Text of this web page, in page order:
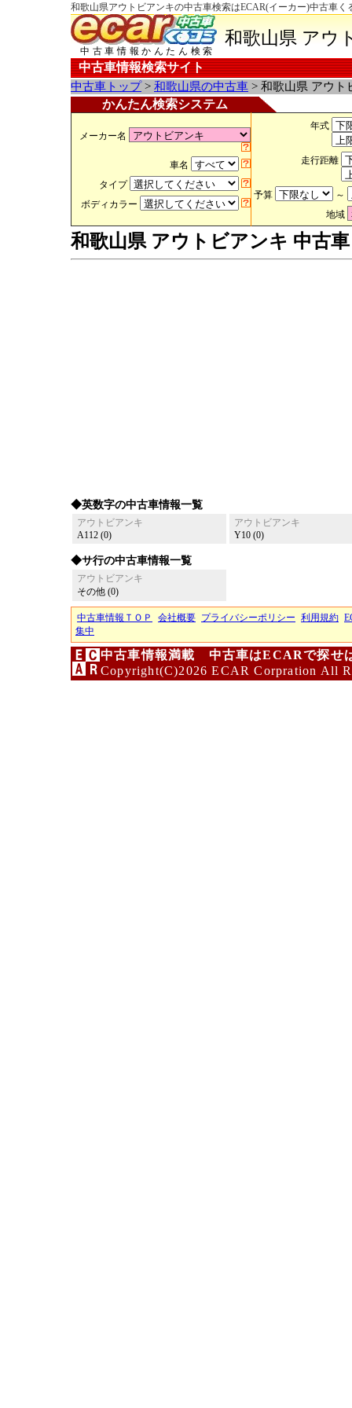
和歌山県アウトビアンキの中古車検索はECAR(イーカー)中古車く
中古車情報かんたん検索
和歌山県 アウ
中古車情報検索サイト
中古車トップ> 和歌山県の中古車 > 和歌山県 アウト
かんたん検索システム
メーカー名
車名
タイプ
ボディカラー
年式
走行距離
予算
～
地域
和歌山県 アウトビアンキ 中古車
◆英数字の中古車情報一覧
アウトビアンキ
A112 (0)
アウトビアンキ
Y10 (0)
◆サ行の中古車情報一覧
アウトビアンキ
その他 (0)
中古車情報ＴＯＰ 会社概要 プライバシーポリシー 利用規約
集中
中古車情報満載 中古車はECARで探せ
Copyright(C)2026 ECAR Corpration All